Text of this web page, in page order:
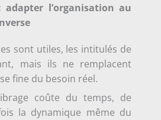
l’organisation au
sont utiles, les intitulés de
mais ils ne remplacent
fine du besoin réel.
coûte du temps, de
la dynamique même du